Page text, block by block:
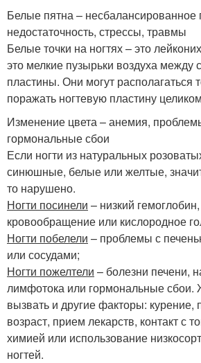
Белые пятна – несбалансированное
недостаточность, стрессы, травмы
Белые точки на ногтях – это
это мелкие пузырьки воздуха между
пластины. Они могут располагаться
поражать ногтевую пластину
Изменение цвета – анемия,
гормональные сбои
Если ногти из натуральных
синюшные, белые или желтые,
то нарушено.
Ногти посинели – низкий
кровообращение или кислородное
Ногти побелели – проблемы с
или сосудами;
Ногти пожелтели – болезни печени,
лимфотока или гормональные сбои.
вызвать и другие факторы: курение,
возраст, прием лекарств, контакт с
химией или использование
ногтей.